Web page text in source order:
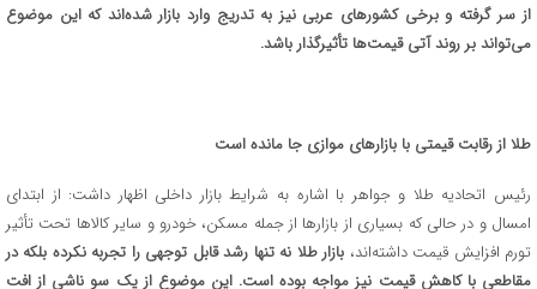
از سر گرفته و برخی کشورهای عربی نیز به تدریج وارد بازار شده‌اند که این موضوع
می‌تواند بر روند آتی قیمت‌ها تأثیرگذار باشد.
طلا از رقابت قیمتی با بازارهای موازی جا مانده است
رئیس اتحادیه طلا و جواهر با اشاره به شرایط بازار داخلی اظهار داشت: از ابتدای
امسال و در حالی که بسیاری از بازارها از جمله مسکن، خودرو و سایر کالاها تحت تأثیر
تورم افزایش قیمت داشته‌اند، بازار طلا نه تنها رشد قابل توجهی را تجربه نکرده بلکه در
مقاطعی با کاهش قیمت نیز مواجه بوده است. این موضوع از یک سو ناشی از افت